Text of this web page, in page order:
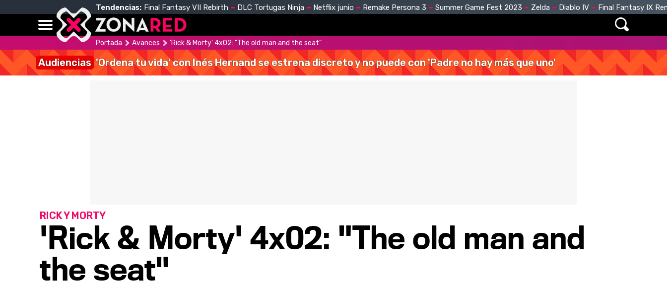
Tendencias: Final Fantasy VII Rebirth DLC Tortugas Ninja Netflix junio Remake Persona 3 Summer Game Fest 2023 Zelda Diablo IV Final Fantasy IX
Portada Avances 'Rick & Morty' 4x02: "The old man and the seat"
Audiencias 'Ordena tu vida' con Inés Hernand se estrena discreto y no puede con 'Padre no hay más que uno'
'Rick & Morty' 4x02: "The old man and
the seat"
RICK Y MORTY